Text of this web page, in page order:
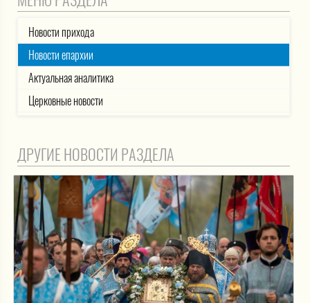
Новости прихода
Новости епархии
Актуальная аналитика
Церковные новости
ДРУГИЕ НОВОСТИ РАЗДЕЛА